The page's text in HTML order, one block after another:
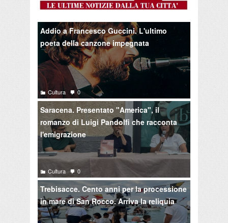
Addio a Francesco Guccini. L'ultimo
poeta della canzone impegnata
Cultura 0
Saracena. Presentato "America", il
romanzo di Luigi Pandolfi che racconta
l'emigrazione
Cultura 0
Trebisacce. Cento anni per la processione
in mare di San Rocco. Arriva la reliquia